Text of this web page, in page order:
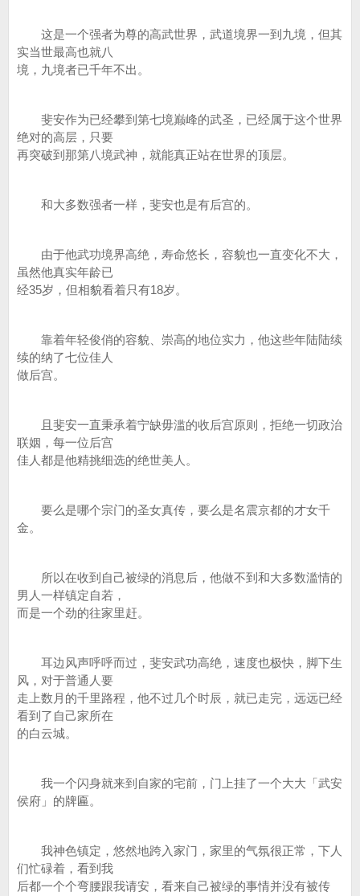
这是一个强者为尊的高武世界，武道境界一到九境，但其
实当世最高也就八
境，九境者已千年不出。
斐安作为已经攀到第七境巅峰的武圣，已经属于这个世界
绝对的高层，只要
再突破到那第八境武神，就能真正站在世界的顶层。
和大多数强者一样，斐安也是有后宫的。
由于他武功境界高绝，寿命悠长，容貌也一直变化不大，
虽然他真实年龄已
经35岁，但相貌看着只有18岁。
靠着年轻俊俏的容貌、崇高的地位实力，他这些年陆陆续
续的纳了七位佳人
做后宫。
且斐安一直秉承着宁缺毋滥的收后宫原则，拒绝一切政治
联姻，每一位后宫
佳人都是他精挑细选的绝世美人。
要么是哪个宗门的圣女真传，要么是名震京都的才女千
金。
所以在收到自己被绿的消息后，他做不到和大多数滥情的
男人一样镇定自若，
而是一个劲的往家里赶。
耳边风声呼呼而过，斐安武功高绝，速度也极快，脚下生
风，对于普通人要
走上数月的千里路程，他不过几个时辰，就已走完，远远已经
看到了自己家所在
的白云城。
我一个闪身就来到自家的宅前，门上挂了一个大大「武安
侯府」的牌匾。
我神色镇定，悠然地跨入家门，家里的气氛很正常，下人
们忙碌着，看到我
后都一个个弯腰跟我请安，看来自己被绿的事情并没有被传